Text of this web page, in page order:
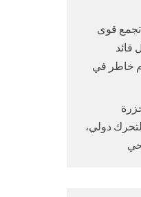
تجمع قوى
قائد
خاطر في
دولي،